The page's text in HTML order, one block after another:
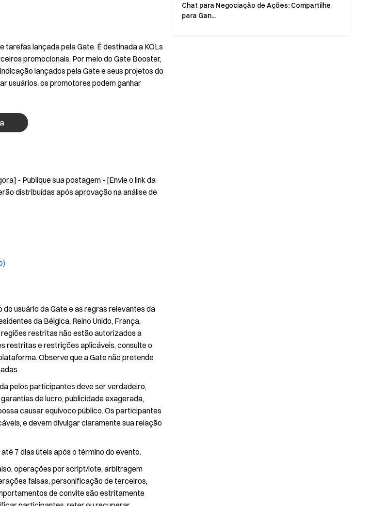
lançada pela Gate. É destinada a KOLs
promocionais. Por meio do Gate Booster,
lançados pela Gate e seus projetos do
usuários, os promotores podem ganhar
- Publique sua postagem - [Envie o link da
distribuídas após aprovação na análise de
usuário da Gate e as regras relevantes da
da Bélgica, Reino Unido, França,
regiões restritas não estão autorizados a
restritas e restrições aplicáveis, consulte o
Observe que a Gate não pretende
pelos participantes deve ser verdadeiro,
de lucro, publicidade exagerada,
causar equívoco público. Os participantes
e devem divulgar claramente sua relação
7 dias úteis após o término do evento.
operações por script/lote, arbitragem
falsas, personificação de terceiros,
de convite são estritamente
Chat para Negociação de Ações: Compartilhe
para Gan...